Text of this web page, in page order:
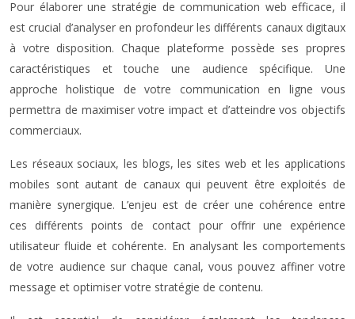
Pour élaborer une stratégie de communication web efficace, il
est crucial d’analyser en profondeur les différents canaux digitaux
à votre disposition. Chaque plateforme possède ses propres
caractéristiques et touche une audience spécifique. Une
approche holistique de votre communication en ligne vous
permettra de maximiser votre impact et d’atteindre vos objectifs
commerciaux.
Les réseaux sociaux, les blogs, les sites web et les applications
mobiles sont autant de canaux qui peuvent être exploités de
manière synergique. L’enjeu est de créer une cohérence entre
ces différents points de contact pour offrir une expérience
utilisateur fluide et cohérente. En analysant les comportements
de votre audience sur chaque canal, vous pouvez affiner votre
message et optimiser votre stratégie de contenu.